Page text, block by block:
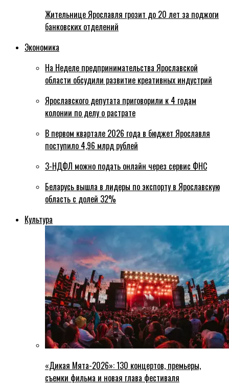
Жительнице Ярославля грозит до 20 лет за поджоги
банковских отделений
Экономика
На Неделе предпринимательства Ярославской
области обсудили развитие креативных индустрий
Ярославского депутата приговорили к 4 годам
колонии по делу о растрате
В первом квартале 2026 года в бюджет Ярославля
поступило 4,96 млрд рублей
3-НДФЛ можно подать онлайн через сервис ФНС
Беларусь вышла в лидеры по экспорту в Ярославскую
область с долей 32%
Культура
«Дикая Мята-2026»: 130 концертов, премьеры,
съемки фильма и новая глава фестиваля